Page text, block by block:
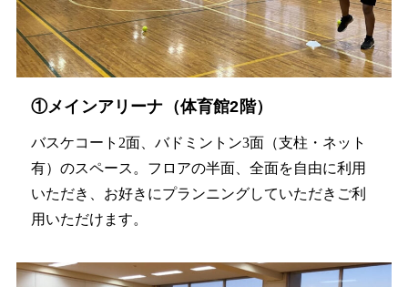
①メインアリーナ（体育館2階）
バスケコート2面、バドミントン3面（支柱・ネット
有）のスペース。フロアの半面、全面を自由に利用
いただき、お好きにプランニングしていただきご利
用いただけます。